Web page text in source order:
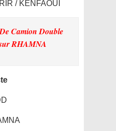
/ KENFAOUI
Camion Double
RHAMNA